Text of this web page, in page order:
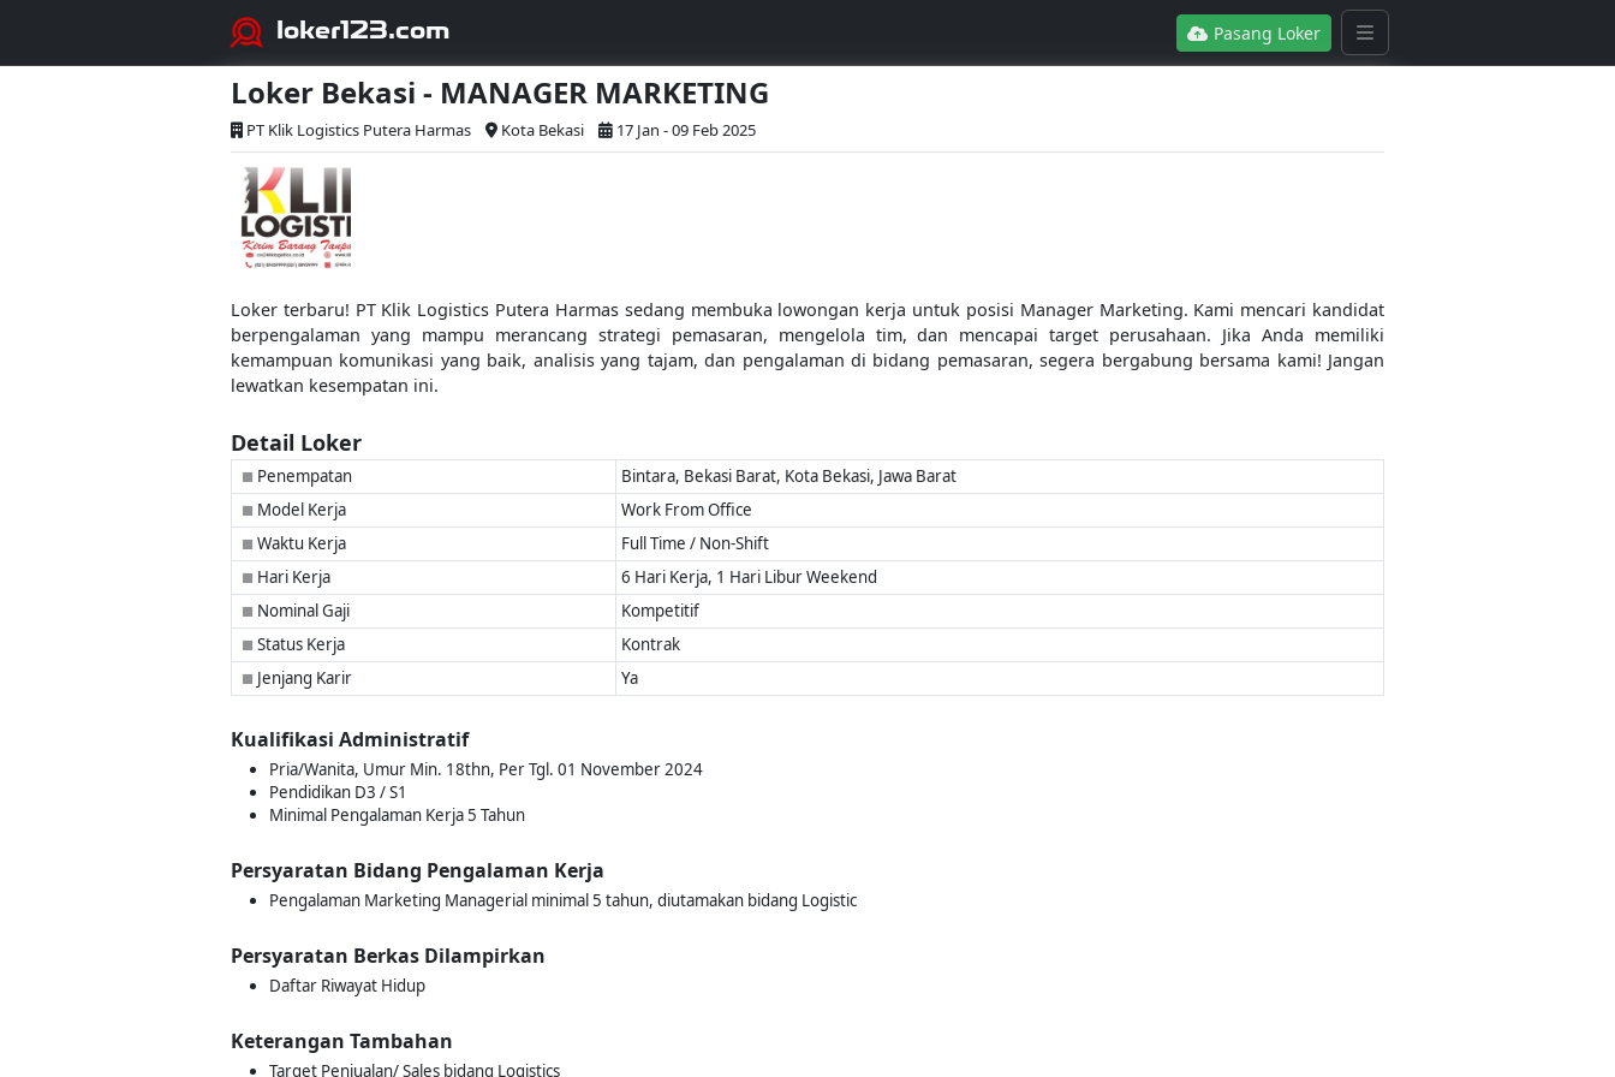
loker123.com Pasang Loker
Loker Bekasi - MANAGER MARKETING
PT Klik Logistics Putera Harmas Kota Bekasi 17 Jan - 09 Feb 2025
Loker terbaru! PT Klik Logistics Putera Harmas sedang membuka lowongan kerja untuk posisi Manager Marketing. Kami mencari kandidat
berpengalaman yang mampu merancang strategi pemasaran, mengelola tim, dan mencapai target perusahaan. Jika Anda memiliki
kemampuan komunikasi yang baik, analisis yang tajam, dan pengalaman di bidang pemasaran, segera bergabung bersama kami! Jangan
lewatkan kesempatan ini.
Detail Loker
■ Penempatan Bintara, Bekasi Barat, Kota Bekasi, Jawa Barat
■ Model Kerja Work From Office
■ Waktu Kerja Full Time / Non-Shift
■ Hari Kerja 6 Hari Kerja, 1 Hari Libur Weekend
■ Nominal Gaji Kompetitif
■ Status Kerja Kontrak
■ Jenjang Karir Ya
Kualifikasi Administratif
Pria/Wanita, Umur Min. 18thn, Per Tgl. 01 November 2024
Pendidikan D3 / S1
Minimal Pengalaman Kerja 5 Tahun
Persyaratan Bidang Pengalaman Kerja
Pengalaman Marketing Managerial minimal 5 tahun, diutamakan bidang Logistic
Persyaratan Berkas Dilampirkan
Daftar Riwayat Hidup
Keterangan Tambahan
Target Penjualan/ Sales bidang Logistics